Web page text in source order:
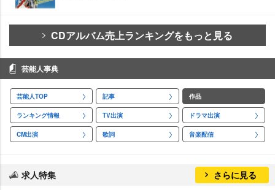
CDアルバム売上ランキングをもっと見る
芸能人事典
芸能人TOP 記事 作品
ランキング情報 TV出演 ドラマ出演
CM出演 歌詞 音楽配信
求人特集 さらに見る